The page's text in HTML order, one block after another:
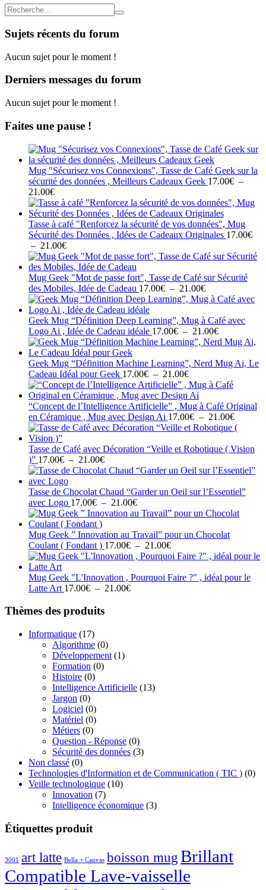
Sujets récents du forum
Aucun sujet pour le moment !
Derniers messages du forum
Aucun sujet pour le moment !
Faites une pause !
Mug "Sécurisez vos Connexions", Tasse de Café Geek sur la
sécurité des données , Meilleurs Cadeaux Geek 17.00€ –
21.00€Plage
de
prix :
17.00€
à
21.00€
Tasse à café "Renforcez la sécurité de vos données", Mug
Sécurité des Données , Idées de Cadeaux Originales 17.00€
– 21.00€Plage
de
prix :
17.00€
à
21.00€
Mug Geek "Mot de passe fort", Tasse de Café sur Sécurité
des Mobiles, Idée de Cadeau 17.00€ – 21.00€Plage
de
17.00€
à
21.00€
Geek Mug “Définition Deep Learning”, Mug à Café avec
Logo Ai , Idée de Cadeau idéale 17.00€ – 21.00€Plage
de
17.00€
21.00€
Geek Mug “Définition Machine Learning”, Nerd Mug Ai, Le
Cadeau Idéal pour Geek 17.00€ – 21.00€Plage
de
prix :
17.00€
à
21.00€
“Concept de l’Intelligence Artificielle” , Mug à Café Original
en Céramique , Mug avec Design Ai 17.00€ – 21.00€Plage
de
17.00€
21.00€
Tasse de Café avec Décoration “Veille et Robotique ( Vision
)” 17.00€ – 21.00€Plage
de
17.00€
à
21.00€
Tasse de Chocolat Chaud “Garder un Oeil sur l’Essentiel”
avec Logo 17.00€ – 21.00€Plage
de
17.00€
à
21.00€
Mug Geek ” Innovation au Travail” pour un Chocolat
Coulant ( Fondant ) 17.00€ – 21.00€Plage
de
17.00€
Mug Geek "L'Innovation , Pourquoi Faire ?" , idéal pour le
Latte Art 17.00€ – 21.00€Plage
Thèmes des produits
Informatique (17)
Algorithme (0)
Développement (1)
Formation (0)
Histoire (0)
Intelligence Artificielle (13)
Jargon (0)
Logiciel (0)
Matériel (0)
Métiers (0)
Question - Réponse (0)
Sécurité des données (3)
Non classé (0)
Technologies d'Information et de Communication ( TIC ) (0)
Veille technologique (10)
Innovation (7)
Intelligence économique (3)
Étiquettes produit
3001 art latte Bella + Canvas boisson mugBrillant
Compatible Lave-vaisselle